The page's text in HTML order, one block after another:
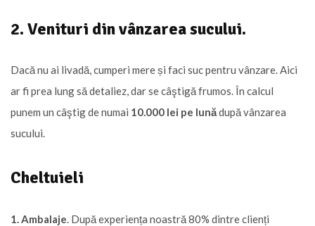
2. Venituri din vânzarea sucului.
Dacă nu ai livadă, cumperi mere și faci suc pentru vânzare. Aici
ar fi prea lung să detaliez, dar se câştigă frumos. În calcul
punem un câştig de numai 10.000 lei pe lunădupă vânzarea
sucului.
Cheltuieli
1. Ambalaje. După experiența noastră 80% dintre clienți